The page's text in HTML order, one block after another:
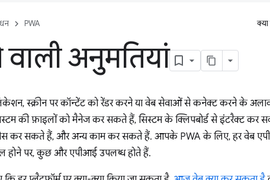
PWA
अनुमतियां
स्क्रीन पर कॉन्टेंट को रेंडर करने या वेब सेवाओं से कनेक्ट करने के
की फ़ाइलों को मैनेज कर सकते हैं, सिस्टम के क्लिपबोर्ड से इंटरैक्ट कर
कर सकते हैं, और अन्य काम कर सकते हैं. आपके PWA के लिए, हर वेब
होने पर, कुछ और एपीआई उपलब्ध होते हैं.